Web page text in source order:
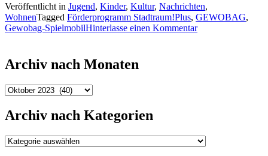
macht
Station
im
Veröffentlicht in Jugend, Kinder, Kultur, Nachrichten,
WohnenTagged Förderprogramm Stadtraum!Plus, GEWOBAG,
Gewobag-SpielmobilHinterlasse einen Kommentarzu
Archiv nach Monaten
Archiv
Monaten
Archiv nach Kategorien
Archiv